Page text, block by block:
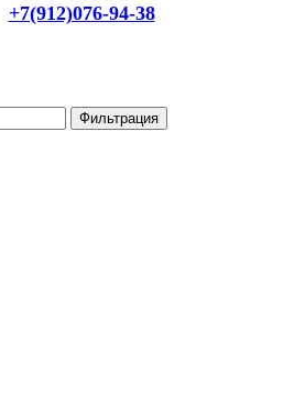
+7(912)076-94-38
Фильтрация